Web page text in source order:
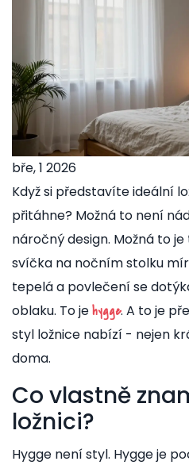
bře, 1 2026
Když si představíte ideální
přitáhne? Možná to není
náročný design. Možná to
svíčka na nočním stolku
tepelá a povlečení se
oblaku. To jehygge. A to je
styl ložnice nabízí - nejen
doma.
Co vlastně
ložnici?
Hygge není styl. Hygge je